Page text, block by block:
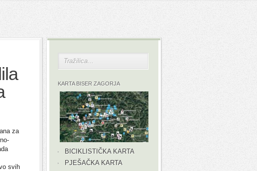
za
svih
KARTA BISER ZAGORJA
BICIKLISTIČKA KARTA
PJEŠAČKA KARTA